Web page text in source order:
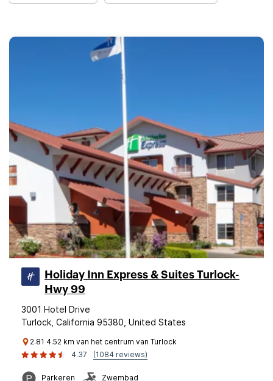
Holiday Inn Express & Suites Turlock-
Hwy 99
3001 Hotel Drive
Turlock, California 95380, United States
2.81 4.52 km van het centrum van Turlock
4.37
(1084 reviews)
Parkeren Zwembad